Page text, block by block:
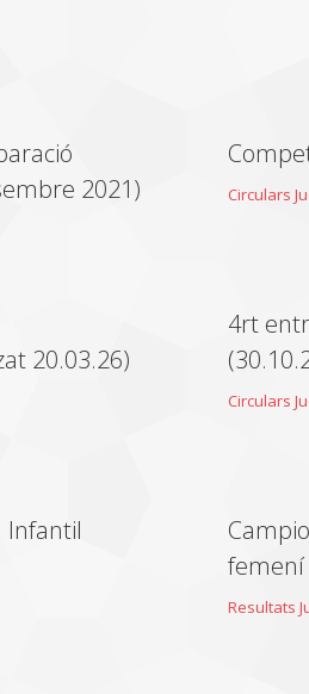
2021)
Circulars
4rt
Circulars
20.03.26)
Infantil
femení
Resultats